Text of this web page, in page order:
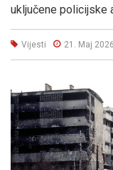
uključene policijske
Vijesti 21. Maj 2026